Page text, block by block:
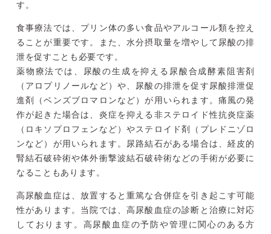
す。
食事療法では、プリン体の多い食品やアルコール類を控え
ることが重要です。また、水分摂取量を増やして尿酸の排
泄を促すことも必要です。
薬物療法では、尿酸の生成を抑える尿酸合成酵素阻害剤
（アロプリノールなど）や、尿酸の排泄を促す尿酸排泄促
進剤（ベンズブロマロンなど）が用いられます。痛風の発
作が起きた場合は、炎症を抑える非ステロイド性抗炎症薬
（ロキソプロフェンなど）やステロイド剤（プレドニゾロ
ンなど）が用いられます。尿路結石がある場合は、経皮的
腎結石破砕術や体外衝撃波結石破砕術などの手術が必要に
なることもあります。
高尿酸血症は、放置すると重篤な合併症を引き起こす可能
性があります。当院では、高尿酸血症の診断と治療に対応
しております。高尿酸血症の予防や管理に関心のある方